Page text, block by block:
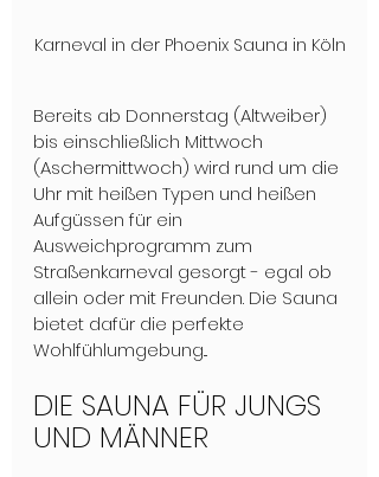
Karneval in der Phoenix Sauna in Köln
Bereits ab Donnerstag (Altweiber)
bis einschließlich Mittwoch
(Aschermittwoch) wird rund um die
Uhr mit heißen Typen und heißen
Aufgüssen für ein
Ausweichprogramm zum
Straßenkarneval gesorgt - egal ob
allein oder mit Freunden. Die Sauna
bietet dafür die perfekte
Wohlfühlumgebung...
DIE SAUNA FÜR JUNGS
UND MÄNNER